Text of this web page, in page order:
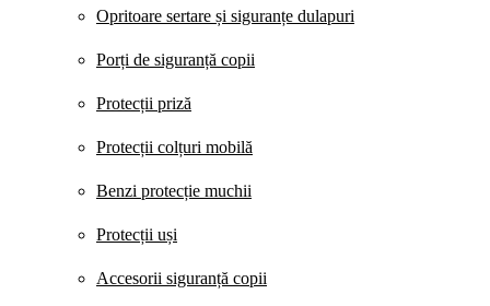
Opritoare sertare și siguranțe dulapuri
Porți de siguranță copii
Protecții priză
Protecții colțuri mobilă
Benzi protecție muchii
Protecții uși
Accesorii siguranță copii